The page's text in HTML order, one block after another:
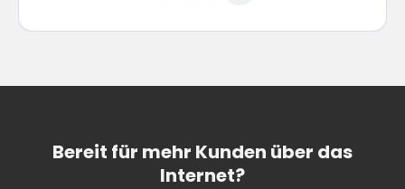
Bereit für mehr Kunden über das
Internet?